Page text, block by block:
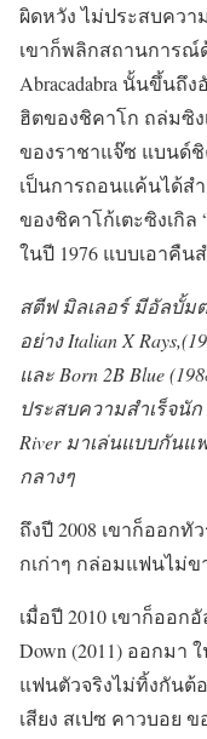
ผิดหวัง ไม่ประสบควา
เขาก็พลิกสถานการณ์
Abracadabra นั้นขึ้นถึ
ฮิตของชิคาโก ถล่มซิง
ของราชาแจ๊ซ แบนด์
เป็นการถอนแค้นได้สำ
ของชิคาโก้เตะซิงเกิล
ในปี 1976 แบบเอาคืนส
สตีฟ มิลเลอร์ มีอัลบั้ม
อย่าง Italian X
และ Born 2B Blue
ประสบความสำเร็จนั
River มาเล่นแบบกัน
กลางๆ
ถึงปี 2008 เขาก็ออกทั
กเก่าๆ กล่อมแฟนไม่ข
เมื่อปี 2010 เขาก็ออก
Down (2011) ออกมา
แฟนตัวจริงไม่ทิ้งกันต้
เสียง สเปซ คาวบอย ข